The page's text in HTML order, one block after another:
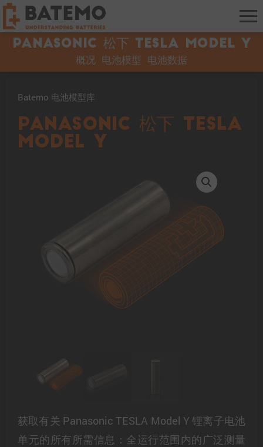
Panasonic 松下 TESLA Model Y
概况 电池模型 电池数据
Batemo 电池模型库
Panasonic 松下 TESLA
Model Y
获取有关 Panasonic TESLA Model Y 锂离子电池
单元的所有所需信息：全运行范围内的广泛测量